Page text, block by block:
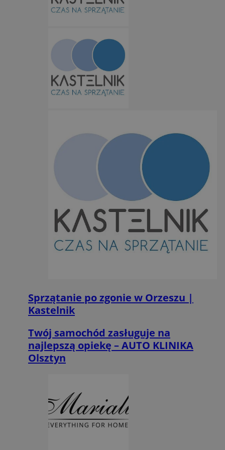
Sprzątanie po zgonie w Orzeszu |
Kastelnik
Twój samochód zasługuje na
najlepszą opiekę – AUTO KLINIKA
Olsztyn
INGRESSCOOKIE
euds
Google Privacy Policy